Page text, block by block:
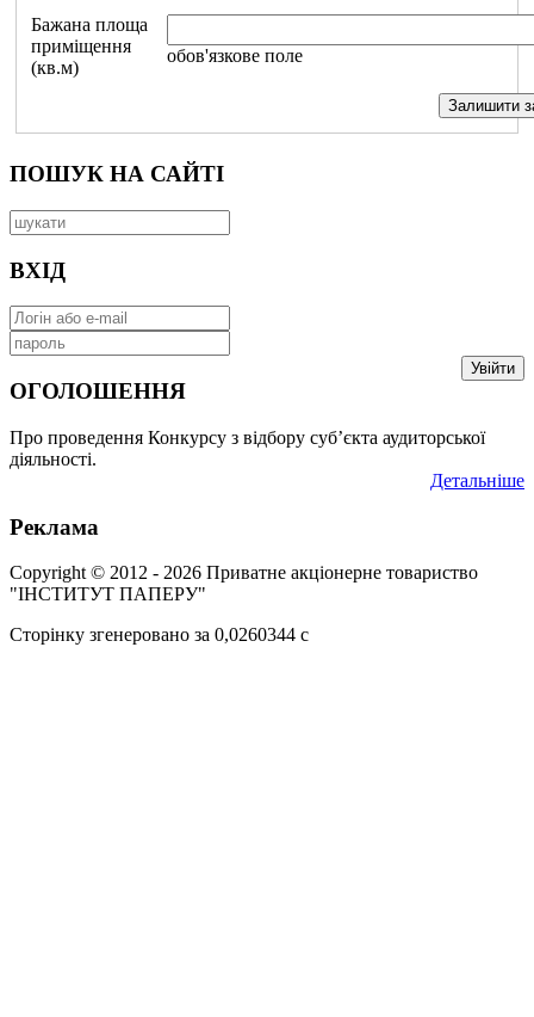
Бажана площа
приміщення
(кв.м)
обов'язкове поле
ПОШУК НА САЙТІ
ВХІД
Увійти
ОГОЛОШЕННЯ
Про проведення Конкурсу з відбору суб’єкта аудиторської
діяльності.
Детальніше
Реклама
Copyright © 2012 - 2026 Приватне акціонерне товариство
"ІНСТИТУТ ПАПЕРУ"
Сторінку згенеровано за 0,0260344 c